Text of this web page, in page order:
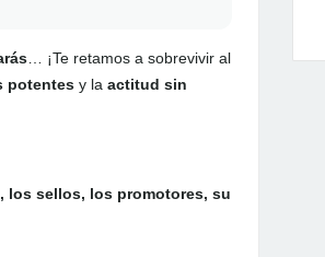
… ¡Te retamos a sobrevivir al
potentes y la actitud sin
los sellos, los promotores, su